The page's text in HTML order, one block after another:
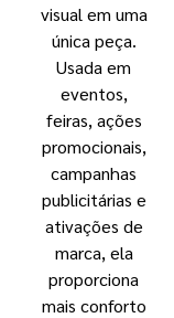
visual em uma
única peça.
Usada em
eventos,
feiras, ações
promocionais,
campanhas
publicitárias e
ativações de
marca, ela
proporciona
mais conforto